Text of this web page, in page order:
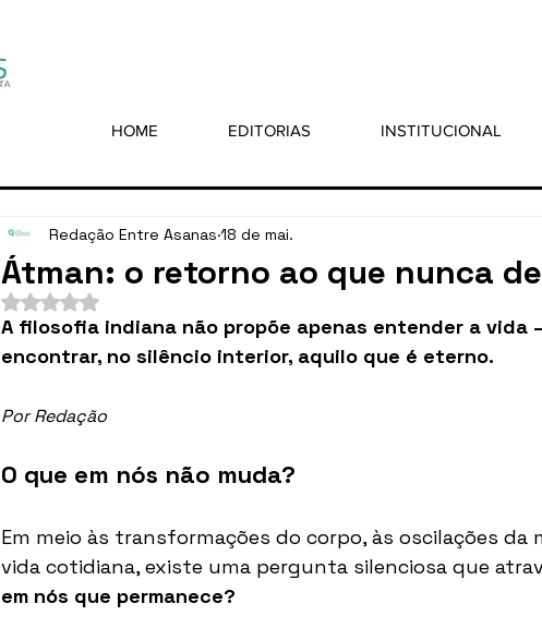
HOME EDITORIAS INSTITUCIONAL
Átman: o retorno ao que nunca
Redação Entre Asanas 18 de mai.
Avaliado com NaN de 5 estrelas.
A filosofia indiana não propõe apenas entender a vida
encontrar, no silêncio interior, aquilo que é eterno.
Por Redação
O que em nós não muda?
Em meio às transformações do corpo, às oscilações da
vida cotidiana, existe uma pergunta silenciosa que
em nós que permanece?